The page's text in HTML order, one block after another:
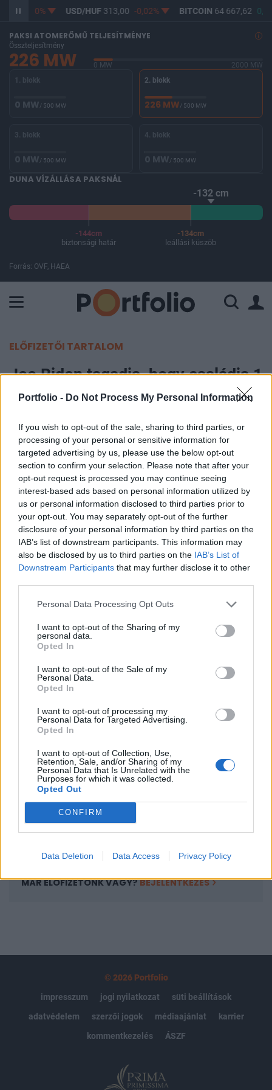
Portfolio - Do Not Process My Personal Information
If you wish to opt-out of the sale, sharing to third parties, or
processing of your personal or sensitive information for
targeted advertising by us, please use the below opt-out
section to confirm your selection. Please note that after your
opt-out request is processed you may continue seeing
interest-based ads based on personal information utilized by
us or personal information disclosed to third parties prior to
your opt-out. You may separately opt-out of the further
disclosure of your personal information by third parties on the
IAB’s list of downstream participants. This information may
also be disclosed by us to third parties on the IAB’s List of
Downstream Participants that may further disclose it to other
Personal Data Processing Opt Outs
I want to opt-out of the Sharing of my
personal data.
Opted In
I want to opt-out of the Sale of my
Personal Data.
Opted In
I want to opt-out of processing my
Personal Data for Targeted Advertising.
Opted In
I want to opt-out of Collection, Use,
Retention, Sale, and/or Sharing of my
Personal Data that Is Unrelated with the
Purposes for which it was collected.
Opted Out
CONFIRM
Data Deletion Data Access Privacy Policy
361,73 0% USD/HUF313,00 -0,02% BITCOIN 64 667,62
PAKSI ATOMERŐMŰ TELJESÍTMÉNYE
Összteljesítmény
226 MW 0 MW
2000 MW
1. blokk
0 MW/ 500 MW
2. blokk
226 MW/ 500 MW
3. blokk
0 MW/ 500 MW
4. blokk
0 MW/ 500 MW
DUNA VÍZÁLLÁSA PAKSNÁL
-132 cm
-144cm
biztonsági határ
-134cm
leállási küszöb
Forrás: OVF, HAEA
ELŐFIZETŐI TARTALOM
Joe Biden tagadja, hogy családja 1
millió dollárt kapott Kínából
MTI
2023. március 18. 18:27
Joe Biden szerint nem igaz az, hogy családja több
mint 1 millió dollárt kapott fia üzlettársán
keresztül kínai üzleti érdekeltségüktől - az elnök a
kongresszusi vizsgálóbizottság megállapításaira
reagált pénteken este.
Az amerikai elnök a Fehér Ház előtt újságírói kérdésre
válaszolva tagadta azt, hogy fia, Hunter Biden üzlettársa,
illetve egy kínai üzleti vállalkozás számlájáról 2017-ben
több mint 1 millió dollár érkezett volna családtagjaihoz,
számolt be banki adatok alapján. A republikánus vezetésű
képviselőházi testület...
KEDVES OLVASÓNK!
A keresett cikk a portfolio.hu hírarchívumához
tartozik, melynek olvasása előfizetéses
Az előfizetés a következőket tartalmazza:
Portfolio.hu teljes cikkarchívum
Kötéslisták: BÉT elmúlt 2 év napon belüli
kötéslistái
MÁR ELŐFIZETŐNK VAGY?BEJELENTKEZÉS
© 2026 Portfolio
impresszum
jogi nyilatkozat
süti beállítások
adatvédelem
szerzői jogok médiaajánlat
karrier
kommentkezelés
ÁSZF